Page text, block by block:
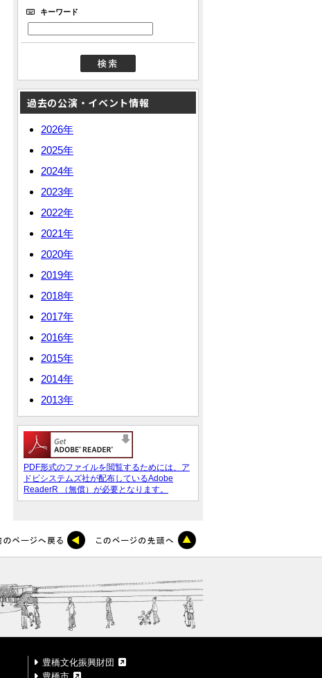
キーワード
過去の公演・イベント情報
2026年
2025年
2024年
2023年
2022年
2021年
2020年
2019年
2018年
2017年
2016年
2015年
2014年
2013年
PDF形式のファイルを閲覧するためには、ア
ドビシステムズ社が配布しているAdobe
ReaderR （無償）が必要となります。
豊橋文化振興財団